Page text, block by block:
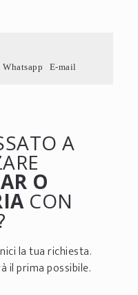
Whatsapp E-mail
A
O
CON
la tua richiesta.
il prima possibile.